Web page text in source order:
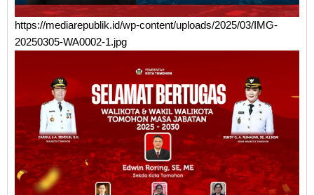
https://mediarepublik.id/wp-content/uploads/2025/03/IMG-
20250305-WA0002-1.jpg